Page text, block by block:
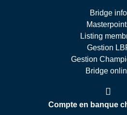
Bridge info
Listing
Gestion
Gestion
Bridge
Compte en banque